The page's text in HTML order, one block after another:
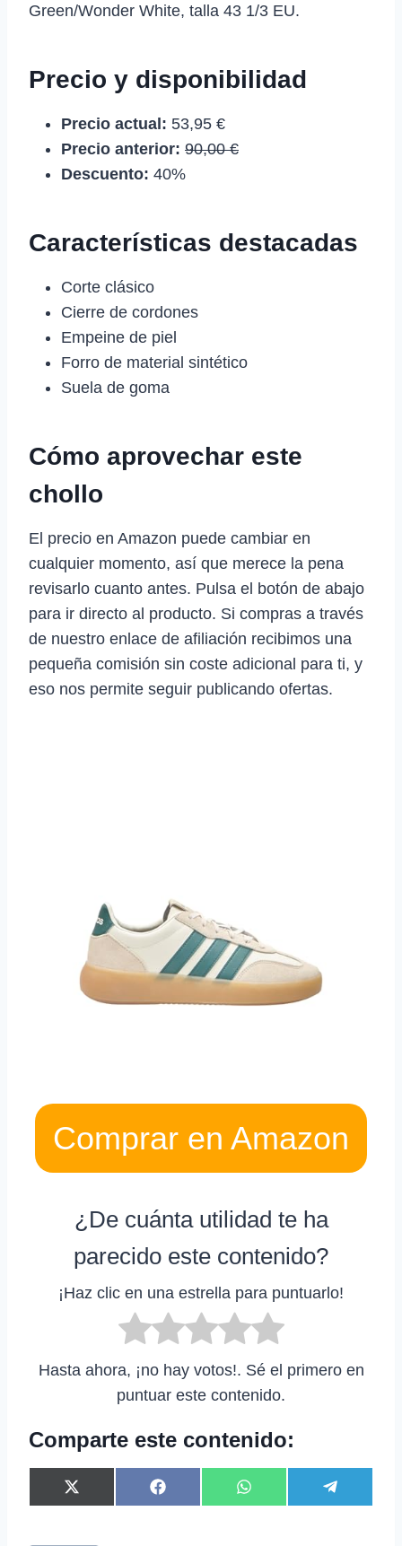
Green/Wonder White, talla 43 1/3 EU.
Precio y disponibilidad
Precio actual: 53,95 €
Precio anterior: 90,00 €
Descuento: 40%
Características destacadas
Corte clásico
Cierre de cordones
Empeine de piel
Forro de material sintético
Suela de goma
Cómo aprovechar este
chollo
El precio en Amazon puede cambiar en
cualquier momento, así que merece la pena
revisarlo cuanto antes. Pulsa el botón de abajo
para ir directo al producto. Si compras a través
de nuestro enlace de afiliación recibimos una
pequeña comisión sin coste adicional para ti, y
eso nos permite seguir publicando ofertas.
Comprar en Amazon
¿De cuánta utilidad te ha
parecido este contenido?
¡Haz clic en una estrella para puntuarlo!
Hasta ahora, ¡no hay votos!. Sé el primero en
puntuar este contenido.
Comparte este contenido:
C
o
p
X
(
C
o
F
a
C
o
W
h
C
o
e